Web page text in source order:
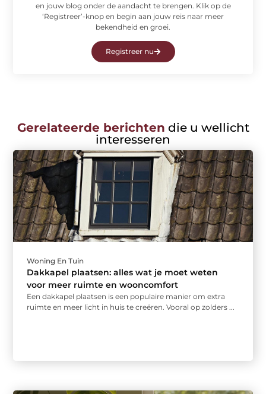
en jouw blog onder de aandacht te brengen. Klik op de
‘Registreer’-knop en begin aan jouw reis naar meer
bekendheid en groei.
Registreer nu
Gerelateerde berichten die u wellicht
interesseren
Woning En Tuin
Dakkapel plaatsen: alles wat je moet weten
voor meer ruimte en wooncomfort
Een dakkapel plaatsen is een populaire manier om extra
ruimte en meer licht in huis te creëren. Vooral op zolders ...